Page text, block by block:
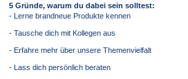
5 Gründe, warum du dabei sein solltest:
- Lerne brandneue Produkte kennen
- Tausche dich mit Kollegen aus
- Erfahre mehr über unsere Themenvielfalt
- Lass dich persönlich beraten